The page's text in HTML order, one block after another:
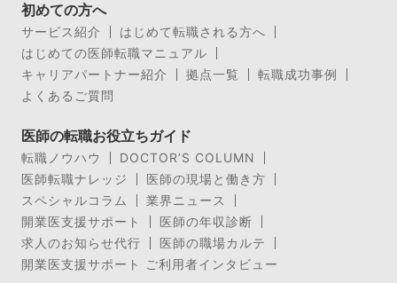
初めての方へ
サービス紹介
はじめて転職される方へ
はじめての医師転職マニュアル
キャリアパートナー紹介
拠点一覧
転職成功事例
よくあるご質問
医師の転職お役立ちガイド
転職ノウハウ
DOCTOR’S COLUMN
医師転職ナレッジ
医師の現場と働き方
スペシャルコラム
業界ニュース
開業医支援サポート
医師の年収診断
求人のお知らせ代行
医師の職場カルテ
開業医支援サポート ご利用者インタビュー